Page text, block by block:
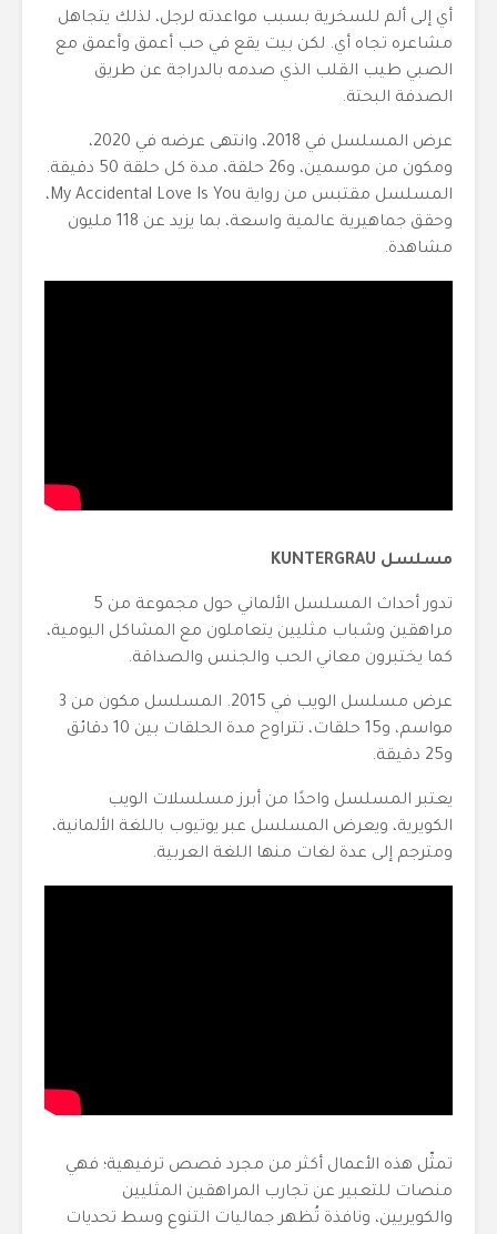
أي إلى ألم للسخرية بسبب مواعدته لرجل، لذلك يتجاهل
مشاعره تجاه أي. لكن بيت يقع في حب أعمق وأعمق مع
الصبي طيب القلب الذي صدمه بالدراجة عن طريق
الصدفة البحتة.
عرض المسلسل في 2018، وانتهى عرضه في 2020،
ومكون من موسمين، و26 حلقة، مدة كل حلقة 50 دقيقة.
المسلسل مقتبس من رواية My Accidental Love Is You،
وحقق جماهيرية عالمية واسعة، بما يزيد عن 118 مليون
مشاهدة.
مسلسل KUNTERGRAU
تدور أحداث المسلسل الألماني حول مجموعة من 5
مراهقين وشباب مثليين يتعاملون مع المشاكل اليومية،
كما يختبرون معاني الحب والجنس والصداقة.
عرض مسلسل الويب في 2015. المسلسل مكون من 3
مواسم، و15 حلقات، تتراوح مدة الحلقات بين 10 دقائق
و25 دقيقة.
يعتبر المسلسل واحدًا من أبرز مسلسلات الويب
الكويرية، ويعرض المسلسل عبر يوتيوب باللغة الألمانية،
ومترجم إلى عدة لغات منها اللغة العربية.
تمثّل هذه الأعمال أكثر من مجرد قصص ترفيهية؛ فهي
منصات للتعبير عن تجارب المراهقين المثليين
والكويريين، ونافذة تُظهر جماليات التنوع وسط تحديات